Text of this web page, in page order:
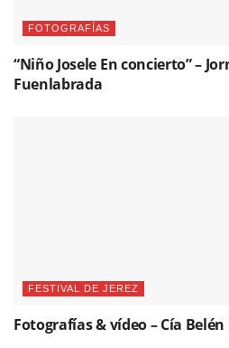
FOTOGRAFÍAS
“Niño Josele En concierto” –
Fuenlabrada
FESTIVAL DE JEREZ
Fotografías & vídeo – Cía